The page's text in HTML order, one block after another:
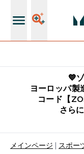
💙
ヨーロッパ製
コード【
さら
メインページ スポー